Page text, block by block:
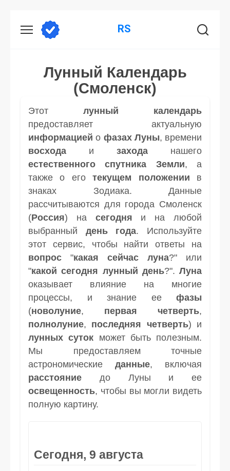
RS
Лунный Календарь
(Смоленск)
Этот лунный календарь
предоставляет актуальную
информацией о фазах Луны, времени
восхода и захода нашего
естественного спутника
Земли, а
также о еготекущем положении в
знаках Зодиака. Данные
рассчитываются для города Смоленск
(Россия) на сегодня и на любой
выбранный день года. Используйте
этот сервис, чтобы найти ответы на
вопрос "какая сейчас луна?" или
"какой сегодня лунный день?". Луна
оказывает влияние на многие
процессы, и знание ее фазы
(новолуние, первая четверть,
полнолуние, последняя четверть) и
лунных суток может быть полезным.
Мы предоставляем точные
астрономические данные, включая
расстояние до Луны и ее
освещенность, чтобы вы могли видеть
полную картину.
Сегодня, 9 августа